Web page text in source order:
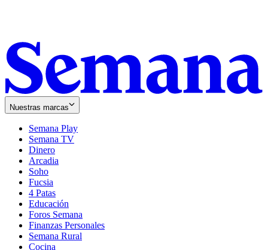
Nuestras marcas
Semana Play
Semana TV
Dinero
Arcadia
Soho
in
new
window
Fucsia
in
new
window
4 Patas
Educación
Foros Semana
Finanzas Personales
Semana Rural
Cocina